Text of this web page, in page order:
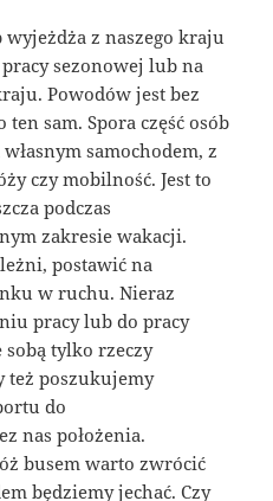
z naszego kraju
sezonowej lub na
Powodów jest bez
sam. Spora część osób
samochodem, z
czy mobilność. Jest to
podczas
zakresie wakacji.
postawić na
w ruchu. Nieraz
pracy lub do pracy
sobą tylko rzeczy
też poszukujemy
do
nas położenia.
busem warto zwrócić
będziemy jechać. Czy